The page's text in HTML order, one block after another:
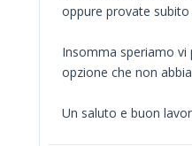
oppure provate
Insomma speriamo vi
opzione che non
Un saluto e buon